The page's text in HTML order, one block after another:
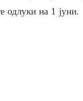
одлуки на 1 јуни.